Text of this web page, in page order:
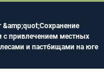
c привлечением местных
и пастбищами на юге